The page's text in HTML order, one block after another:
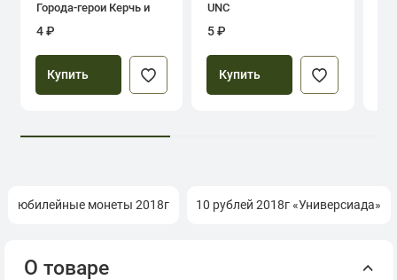
Города-герои Керчь и
Севастополь
4 ₽
Купить
UNC
5 ₽
Купить
юбилейные монеты 2018г 10 рублей 2018г «Универсиада»
О товаре